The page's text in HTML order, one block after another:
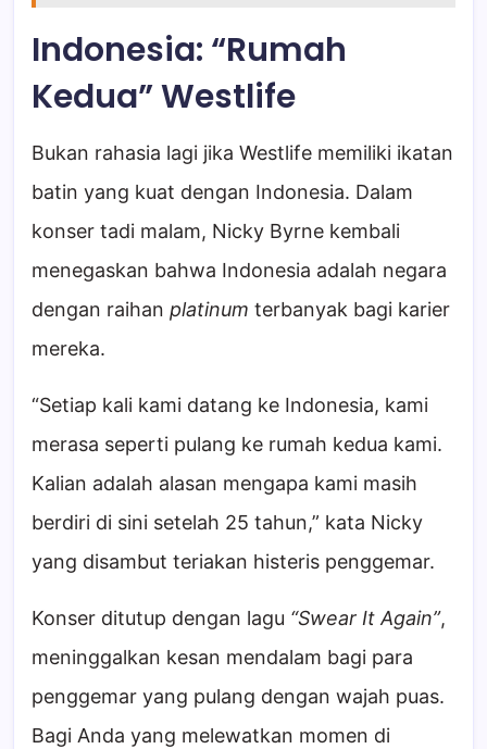
Indonesia: “Rumah
Kedua” Westlife
Bukan rahasia lagi jika Westlife memiliki ikatan
batin yang kuat dengan Indonesia. Dalam
konser tadi malam, Nicky Byrne kembali
menegaskan bahwa Indonesia adalah negara
dengan raihan platinum terbanyak bagi karier
mereka.
“Setiap kali kami datang ke Indonesia, kami
merasa seperti pulang ke rumah kedua kami.
Kalian adalah alasan mengapa kami masih
berdiri di sini setelah 25 tahun,” kata Nicky
yang disambut teriakan histeris penggemar.
Konser ditutup dengan lagu “Swear It Again”,
meninggalkan kesan mendalam bagi para
penggemar yang pulang dengan wajah puas.
Bagi Anda yang melewatkan momen di